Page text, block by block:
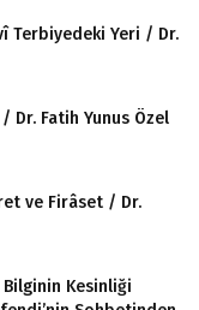
Terbiyedeki Yeri / Dr.
Dr. Fatih Yunus Özel
ve Firâset / Dr.
Kesinliği